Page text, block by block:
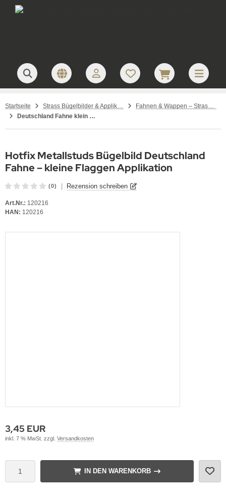
Startseite Strass Bügelbilder & Applikationen zum Aufbügeln
Fahnen & Wappen – Strass Bügelbilder und Motive
Deutschland Fahne klein 3 Metallstuds Bügelbild 7 × 4,5 cm
Hotfix Metallstuds Bügelbild Deutschland
Fahne – kleine Flaggen Applikation
(0) Rezension schreiben
Art.Nr.: 120216
HAN: 120216
3,45 EUR
inkl. 7 % MwSt. zzgl. Versandkosten
IN DEN WARENKORB